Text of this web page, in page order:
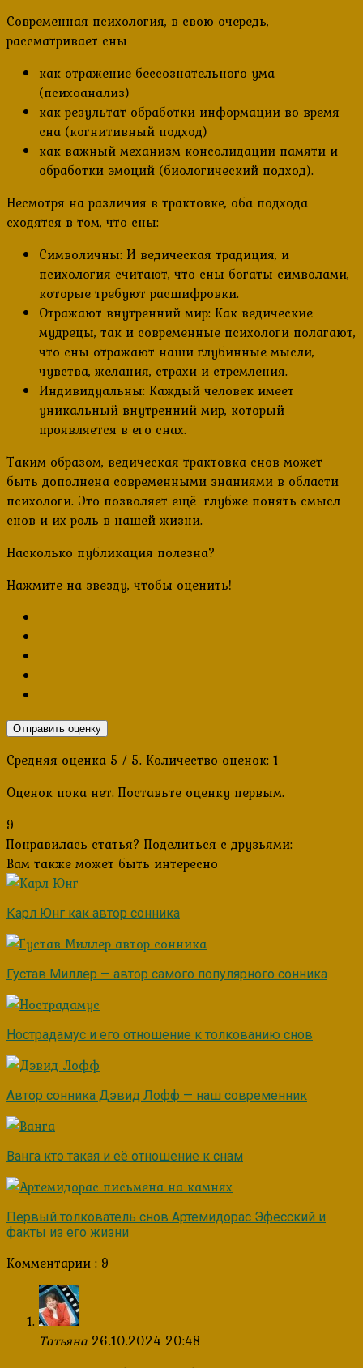
Современная психология, в свою очередь,
рассматривает сны
как отражение бессознательного ума
(психоанализ)
как результат обработки информации во время
сна (когнитивный подход)
как важный механизм консолидации памяти и
обработки эмоций (биологический подход).
Несмотря на различия в трактовке, оба подхода
сходятся в том, что сны:
Символичны: И ведическая традиция, и
психология считают, что сны богаты символами,
которые требуют расшифровки.
Отражают внутренний мир: Как ведические
мудрецы, так и современные психологи полагают,
что сны отражают наши глубинные мысли,
чувства, желания, страхи и стремления.
Индивидуальны: Каждый человек имеет
уникальный внутренний мир, который
проявляется в его снах.
Таким образом, ведическая трактовка снов может
быть дополнена современными знаниями в области
психологи. Это позволяет ещё глубже понять смысл
снов и их роль в нашей жизни.
Насколько публикация полезна?
Нажмите на звезду, чтобы оценить!
Отправить оценку
Средняя оценка 5 / 5. Количество оценок: 1
Оценок пока нет. Поставьте оценку первым.
9
Понравилась статья? Поделиться с друзьями:
Вам также может быть интересно
Карл Юнг как автор сонника
Густав Миллер — автор самого популярного сонника
Нострадамус и его отношение к толкованию снов
Автор сонника Дэвид Лофф — наш современник
Ванга кто такая и её отношение к снам
Первый толкователь снов Артемидорас Эфесский и
факты из его жизни
Комментарии : 9
Татьяна 26.10.2024 20:48